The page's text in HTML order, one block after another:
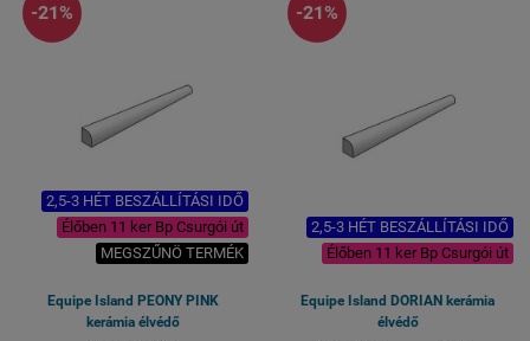
-21%
2,5-3 HÉT BESZÁLLÍTÁSI IDŐ
Élőben 11 ker Bp Csurgói út
MEGSZŰNÖ TERMÉK
Equipe Island PEONY PINK
kerámia élvédő
-21%
2,5-3 HÉT BESZÁLLÍTÁSI IDŐ
Élőben 11 ker Bp Csurgói út
Equipe Island DORIAN kerámia
élvédő